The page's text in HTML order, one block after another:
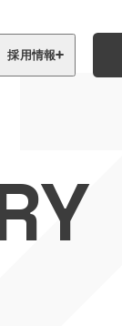
姫路中
採用情報